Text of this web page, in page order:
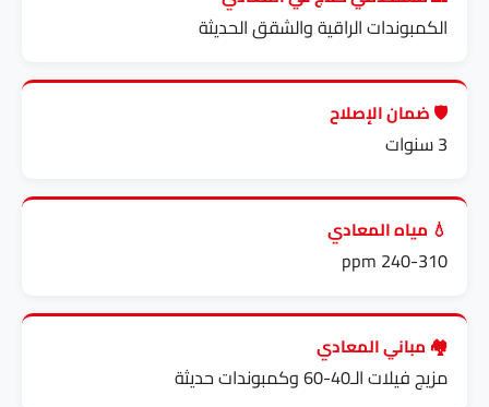
الكمبوندات الراقية والشقق الحديثة
🛡️ ضمان الإصلاح
3 سنوات
💧 مياه المعادي
240-310 ppm
🏘️ مباني المعادي
مزيج فيلات الـ40-60 وكمبوندات حديثة